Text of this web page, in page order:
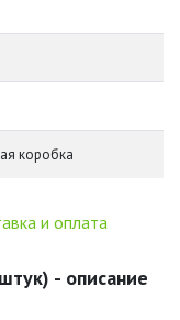
коробка
и оплата
- описание